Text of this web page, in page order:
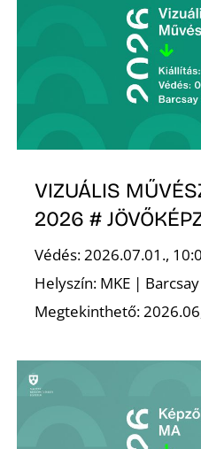
VIZUÁLIS
2026 #
Védés: 2026.07.01.,
Helyszín: MKE |
Megtekinthető: